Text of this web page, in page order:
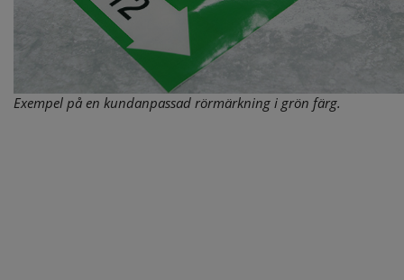
Exempel på en kundanpassad rörmärkning i grön färg.